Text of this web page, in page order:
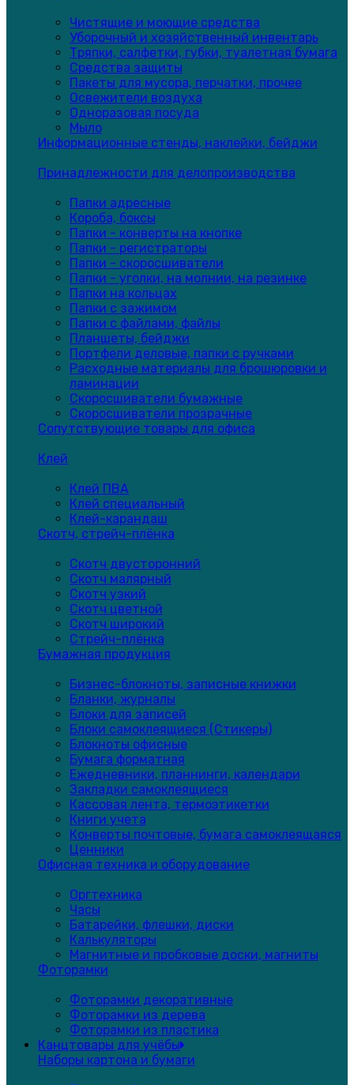
Чистящие и моющие средства
Уборочный и хозяйственный инвентарь
Тряпки, салфетки, губки, туалетная бумага
Средства защиты
Пакеты для мусора, перчатки, прочее
Освежители воздуха
Одноразовая посуда
Мыло
Информационные стенды, наклейки, бейджи
Принадлежности для делопроизводства
Папки адресные
Короба, боксы
Папки - конверты на кнопке
Папки - регистраторы
Папки - скоросшиватели
Папки - уголки, на молнии, на резинке
Папки на кольцах
Папки с зажимом
Папки с файлами, файлы
Планшеты, бейджи
Портфели деловые, папки с ручками
Расходные материалы для брошюровки и
ламинации
Скоросшиватели бумажные
Скоросшиватели прозрачные
Сопутствующие товары для офиса
Клей
Клей ПВА
Клей специальный
Клей-карандаш
Скотч, стрейч-плёнка
Скотч двусторонний
Скотч малярный
Скотч узкий
Скотч цветной
Скотч широкий
Стрейч-плёнка
Бумажная продукция
Бизнес-блокноты, записные книжки
Бланки, журналы
Блоки для записей
Блоки самоклеящиеся (Стикеры)
Блокноты офисные
Бумага форматная
Ежедневники, планнинги, календари
Закладки самоклеящиеся
Кассовая лента, термоэтикетки
Книги учета
Конверты почтовые, бумага самоклеящаяся
Ценники
Офисная техника и оборудование
Оргтехника
Часы
Батарейки, флешки, диски
Калькуляторы
Магнитные и пробковые доски, магниты
Фоторамки
Фоторамки декоративные
Фоторамки из дерева
Фоторамки из пластика
Канцтовары для учёбы
Наборы картона и бумаги